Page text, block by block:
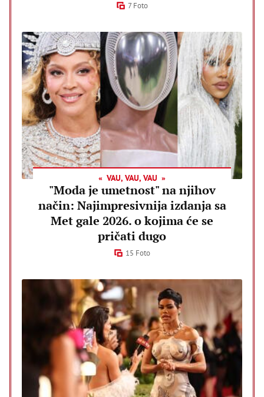
7 Foto
VAU, VAU, VAU
"Moda je umetnost" na njihov
način: Najimpresivnija izdanja sa
Met gale 2026. o kojima će se
pričati dugo
15 Foto